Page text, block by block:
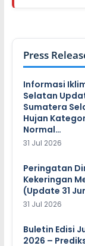
Press
Informasi
Selatan
Sumatera
Hujan
Normal…
31 Jul 2026
Peringatan
Kekeringan
(Update 31
31 Jul 2026
Buletin Edisi
2026 –